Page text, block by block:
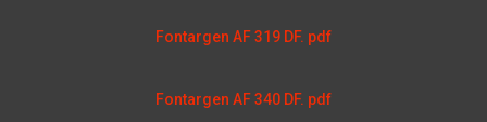
Fontargen AF 319 DF. pdf
Fontargen AF 340 DF. pdf